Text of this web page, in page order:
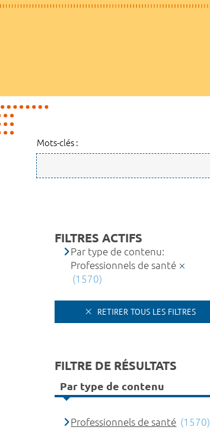
Mots-clés :
FILTRES ACTIFS
Par type de contenu:
Professionnels de santé
(1570)
RETIRER TOUS LES FILTRES
FILTRE DE RÉSULTATS
Par type de contenu
Professionnels de santé (1570)